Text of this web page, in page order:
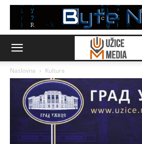
Naslovna Kultura